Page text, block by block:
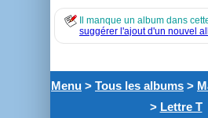
Il manque un album dans
suggérer l'ajout d'un nouvel
Menu > Tous les albums >
> Lettre T